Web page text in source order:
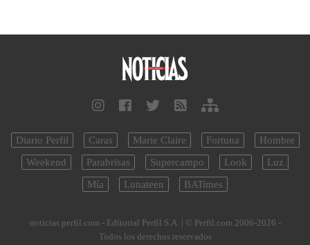
Diario Perfil Caras Marie Claire Fortuna
Hombre
Weekend
Parabrisas Supercampo Look
Luz
Mía
Lunateen BATimes
noticias.perfil.com - Editorial Perfil S.A. | © Perfil.com 2006-2026 -
Todos los derechos reservados